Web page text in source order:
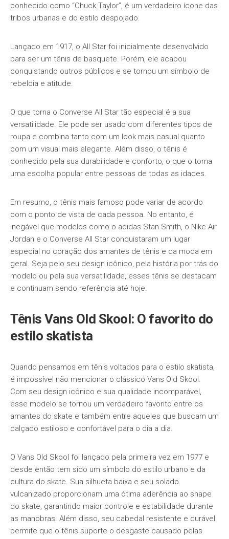
conhecido como “Chuck Taylor”, é um verdadeiro ícone das
tribos urbanas e do estilo despojado.
Lançado em 1917, o All Star foi inicialmente desenvolvido
para ser um tênis de basquete. Porém, ele acabou
conquistando outros públicos e se tornou um símbolo de
rebeldia e atitude.
O que torna o Converse All Star tão especial é a sua
versatilidade. Ele pode ser usado com diferentes tipos de
roupa e combina tanto com um look mais casual quanto
com um visual mais elegante. Além disso, o tênis é
conhecido pela sua durabilidade e conforto, o que o torna
uma escolha popular entre pessoas de todas as idades.
Em resumo, o tênis mais famoso pode variar de acordo
com o ponto de vista de cada pessoa. No entanto, é
inegável que modelos como o adidas Stan Smith, o Nike Air
Jordan e o Converse All Star conquistaram um lugar
especial no coração dos amantes de tênis e da moda em
geral. Seja pelo seu design icônico, pela história por trás do
modelo ou pela sua versatilidade, esses tênis se destacam
e continuam sendo referência até hoje.
Tênis Vans Old Skool: O favorito do
estilo skatista
Quando pensamos em tênis voltados para o estilo skatista,
é impossível não mencionar o clássico Vans Old Skool.
Com seu design icônico e sua qualidade incomparável,
esse modelo se tornou um verdadeiro favorito entre os
amantes do skate e também entre aqueles que buscam um
calçado estiloso e confortável para o dia a dia.
O Vans Old Skool foi lançado pela primeira vez em 1977 e
desde então tem sido um símbolo do estilo urbano e da
cultura do skate. Sua silhueta baixa e seu solado
vulcanizado proporcionam uma ótima aderência ao shape
do skate, garantindo maior controle e estabilidade durante
as manobras. Além disso, seu cabedal resistente e durável
permite que o tênis suporte o desgaste causado pelas